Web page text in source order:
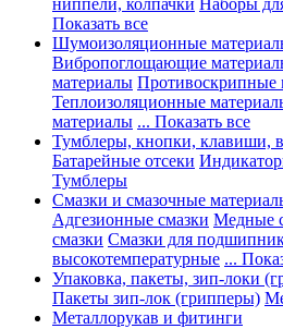
ниппели, колпачки Наборы
Показать все
Шумоизоляционные
Вибропоглощающие
материалы Противоскрипные
Теплоизоляционные
материалы ... Показать все
Тумблеры, кнопки, клавиши,
Батарейные отсеки
Тумблеры
Смазки и смазочные
Адгезионные смазки Медные
смазки Смазки для
высокотемпературные ...
Упаковка, пакеты, зип-локи
Пакеты зип-лок (грипперы)
Металлорукав и фитинги